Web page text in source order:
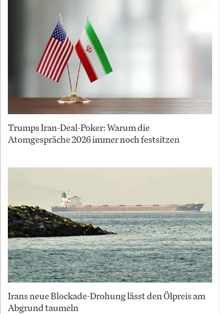
Trumps Iran-Deal-Poker: Warum die
Atomgespräche 2026 immer noch festsitzen
Irans neue Blockade-Drohung lässt den Ölpreis am
Abgrund taumeln